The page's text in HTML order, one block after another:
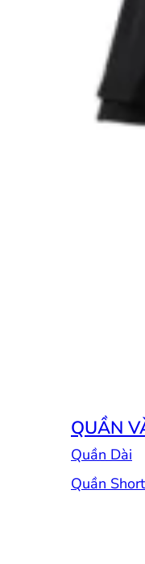
QUẦN
Quần Dài
Quần